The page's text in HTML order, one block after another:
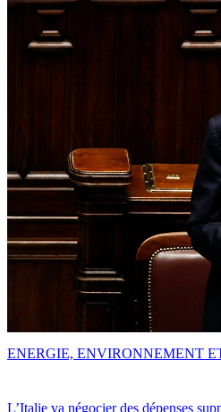
L’Italie va négocier des dépenses
ENERGIE, ENVIRONNEMENT